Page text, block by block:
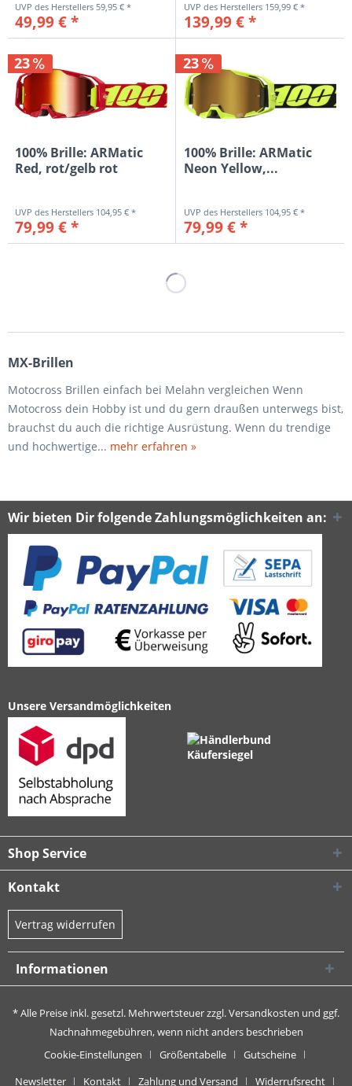
59,95 € *
49,99 € *
159,99 € *
139,99 € *
23
100% Brille: ARMatic
Red, rot/gelb rot
104,95 € *
79,99 € *
23
100% Brille: ARMatic
Neon Yellow,...
104,95 € *
79,99 € *
MX-Brillen
Motocross Brillen einfach bei Melahn vergleichen Wenn
Motocross dein Hobby ist und du gern draußen unterwegs bist,
brauchst du auch die richtige Ausrüstung. Wenn du trendige
und hochwertige... mehr erfahren »
Wir bieten Dir folgende Zahlungsmöglichkeiten an:
Unsere Versandmöglichkeiten
Shop Service
Kontakt
Vertrag widerrufen
Informationen
* Alle Preise inkl. gesetzl. Mehrwertsteuer zzgl.Versandkosten und ggf.
Nachnahmegebühren, wenn nicht anders beschrieben
Cookie-Einstellungen
Größentabelle
Gutscheine
Newsletter
Kontakt Zahlung und Versand Widerrufsrecht